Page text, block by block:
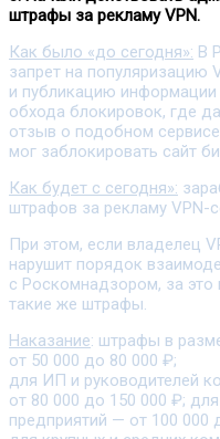
штрафы за рекламу VPN.
Как было «до сегодня»: В
запрет на популяризацию
и публикацию
обхода блокировок, где
отзыв о подобном
мог заблокировать сайт
Как будет с сегодня»:
штрафов за рекламу VPN-
При этом, если владелец
нарушит порядок
с Роскомнадзором, за это
такие же штрафы.
Наказание: штрафы в
от 50 000 до 80 000 ₽;
для ИП и руководителей
от 80 000 до 150 000 ₽;
предприятий — от 100 000